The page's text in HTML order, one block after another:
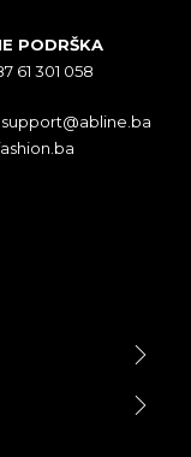
PODRŠKA
61 301 058